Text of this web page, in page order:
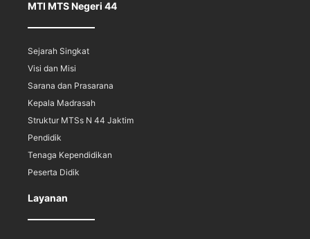
MTI MTS Negeri 44
Sejarah Singkat
Visi dan Misi
Sarana dan Prasarana
Kepala Madrasah
Struktur MTSs N 44 Jaktim
Pendidik
Tenaga Kependidikan
Peserta Didik
Layanan